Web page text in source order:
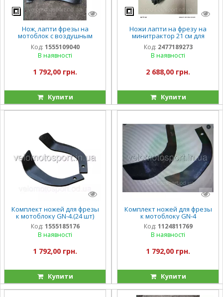
Нож, лапти фрезы на
мотоблок с воздушным
охлаждением (ZUBR) HT-
105(32 штук) к мотоблоку 6
л,с
Код: 1555109040
В наявності
1 792,00 грн.
Купити
Ножи лапти на фрезу на
минитрактор 21 см для
мінітрактора ножі активної
фрези
Код: 2477189273
В наявності
2 688,00 грн.
Купити
Комплект ножей для фрезы
к мотоблоку GN-4.(24 шт)
Код: 1555185176
В наявності
1 792,00 грн.
Купити
Комплект ножей для фрезы
к мотоблоку GN-4
Код: 1124811769
В наявності
1 792,00 грн.
Купити